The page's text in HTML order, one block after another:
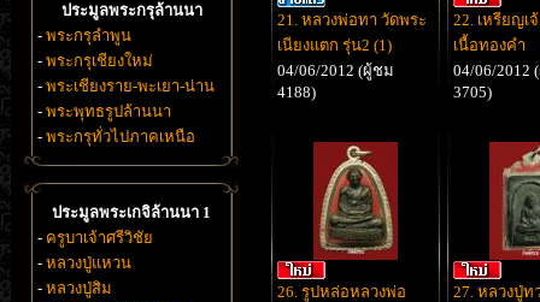
ประมูลพระกรุล้านนา
- พระกรุลำพูน
- พระกรุเชียงใหม่
- พระเชียงราย-พะเยา-น่าน
- พระพุทธรูปล้านนา
- พระกรุทั่วไปภาคเหนือ
ประมูลพระเกจิล้านนา 1
- ครูบาเจ้าศรีวิชัย
- หลวงปู่แหวน
- หลวงปู่สิม
21. หลวงพ่อทา วัดพระ
เนียงแตก รุ่น2 (1)
04/06/2012 (ผู้ชม
4188)
22. เหรียญเ
เนื้อทองคำ
04/06/2012
3705)
26. รูปหล่อหลวงพ่อ
27. หลวงปู่ท